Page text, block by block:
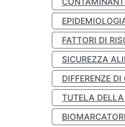
FATTORI DI
SICUREZZA
DIFFERENZE DI
TUTELA
BIOMARCATORI